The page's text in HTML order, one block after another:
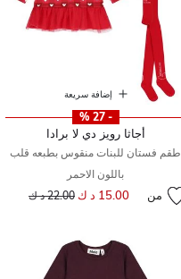
إضافة سريعة
- 27 %
أجاثا رويز دي لا برادا
طقم فستان للبنات منقوس بطبعه قلب
باللون الاحمر
من 15.00 د ك سعر مخفض من
22.00 د ك إلى